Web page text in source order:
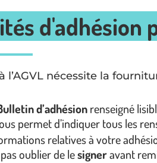
d'adhésion
l’AGVL nécessite la
d’adhésionrenseigné
permet d’indiquer tous les
relatives à votre
oublier de lesigneravant